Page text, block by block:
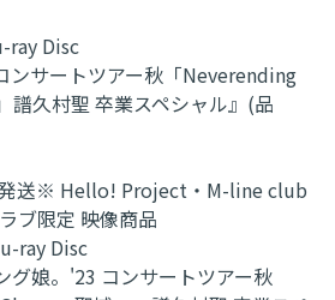
ray Disc
ンサートツアー秋「Neverending
譜久村聖 卒業スペシャル』(品
送※ Hello! Project・M-line club
ブ限定 映像商品
ray Disc
グ娘。'23 コンサートツアー秋